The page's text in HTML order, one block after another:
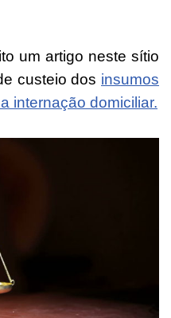
um artigo neste sítio
custeio dos insumos
internação domiciliar.